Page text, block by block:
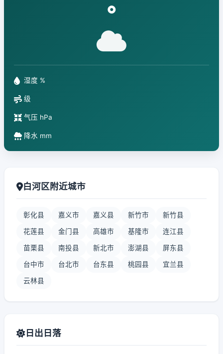
°
湿度 %
级
气压 hPa
降水 mm
白河区附近城市
彰化县 嘉义市 嘉义县 新竹市 新竹县
花莲县 金门县 高雄市 基隆市 连江县
苗栗县 南投县 新北市 澎湖县 屏东县
台中市 台北市 台东县 桃园县 宜兰县
云林县
日出日落